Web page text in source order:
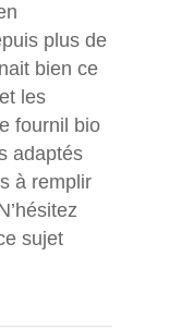
plus de
bien ce
les
fournil bio
adaptés
à remplir
sujet